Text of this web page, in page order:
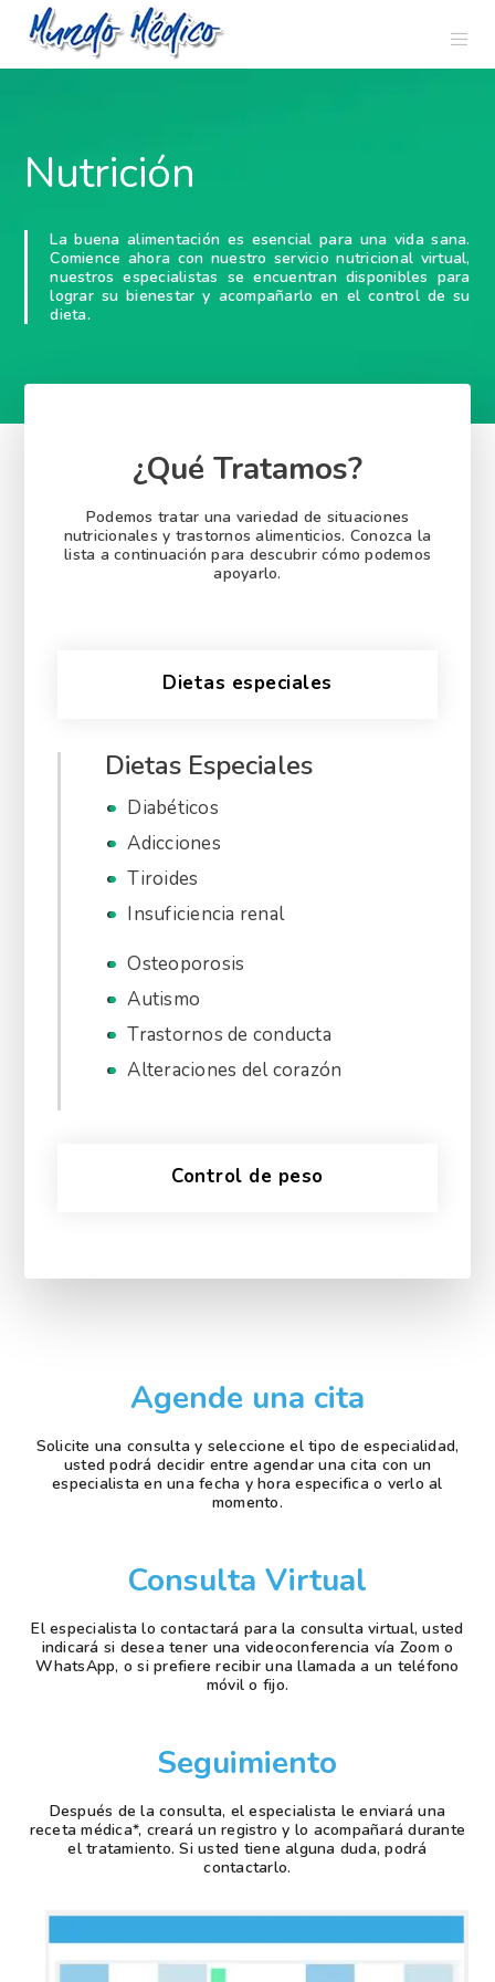
Nutrición
La buena alimentación es esencial para una vida sana.
Comience ahora con nuestro servicio nutricional virtual,
nuestros especialistas se encuentran disponibles para
lograr su bienestar y acompañarlo en el control de su
dieta.
¿Qué Tratamos?
Podemos tratar una variedad de situaciones
nutricionales y trastornos alimenticios. Conozca la
lista a continuación para descubrir cómo podemos
apoyarlo.
Dietas especiales
Dietas Especiales
Diabéticos
Adicciones
Tiroides
Insuficiencia renal
Osteoporosis
Autismo
Trastornos de conducta
Alteraciones del corazón
Control de peso
Agende una cita
Solicite una consulta y seleccione el tipo de especialidad,
usted podrá decidir entre agendar una cita con un
especialista en una fecha y hora especifica o verlo al
momento.
Consulta Virtual
El especialista lo contactará para la consulta virtual, usted
indicará si desea tener una videoconferencia vía Zoom o
WhatsApp, o si prefiere recibir una llamada a un teléfono
móvil o fijo.
Seguimiento
Después de la consulta, el especialista le enviará una
receta médica*, creará un registro y lo acompañará durante
el tratamiento. Si usted tiene alguna duda, podrá
contactarlo.